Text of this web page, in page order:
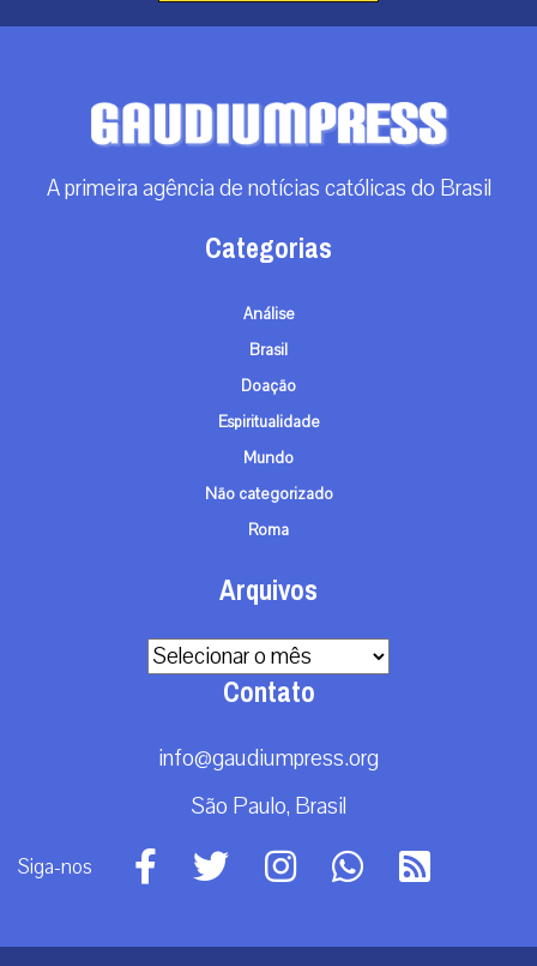
A primeira agência de notícias católicas do Brasil
Categorias
Análise
Brasil
Doação
Espiritualidade
Mundo
Não categorizado
Roma
Arquivos
Arquivos
Contato
info@gaudiumpress.org
São Paulo, Brasil
Siga-nos